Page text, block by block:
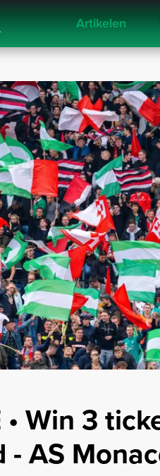
Artikelen
• Win 3
- AS